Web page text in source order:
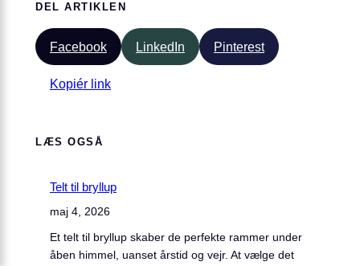
DEL ARTIKLEN
Facebook LinkedIn Pinterest
Kopiér link
LÆS OGSÅ
Telt til bryllup
maj 4, 2026
Et telt til bryllup skaber de perfekte rammer under
åben himmel, uanset årstid og vejr. At vælge det